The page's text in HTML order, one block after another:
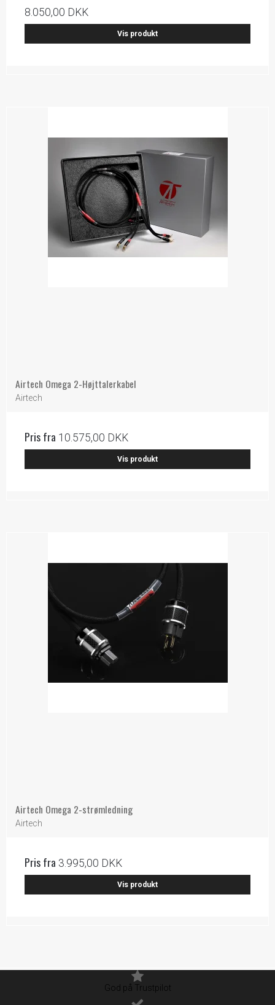
8.050,00 DKK
Vis produkt
Airtech Omega 2-Højttalerkabel
Airtech
Pris fra 10.575,00 DKK
Vis produkt
Airtech Omega 2-strømledning
Airtech
Pris fra 3.995,00 DKK
Vis produkt
God på Trustpilot